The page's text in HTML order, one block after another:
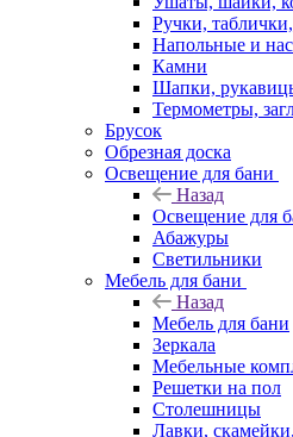
Ручки,
Напольные и
Камни
Шапки,
Термометры,
Брусок
Обрезная доска
Освещение для бани
Назад
Освещение для
Абажуры
Светильники
Мебель для бани
Назад
Мебель для бани
Зеркала
Мебельные
Решетки на пол
Столешницы
Лавки,